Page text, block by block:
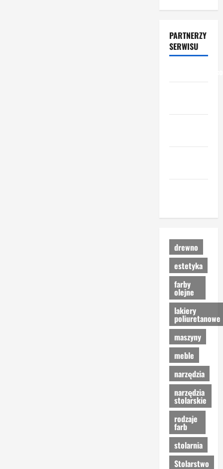
PARTNERZY
SERWISU
drewno
estetyka
farby
olejne
lakiery
poliuretanowe
maszyny
meble
narzędzia
narzędzia
stolarskie
rodzaje
farb
stolarnia
Stolarstwo